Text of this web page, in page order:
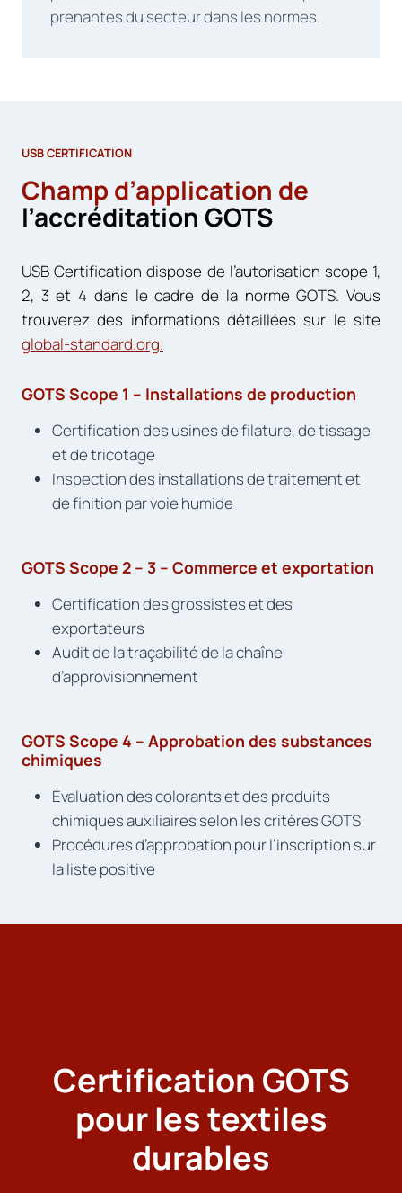
prenantes du secteur dans les normes.
USB CERTIFICATION
Champ d’application de
l’accréditation GOTS
USB Certification dispose de l’autorisation scope 1,
2, 3 et 4 dans le cadre de la norme GOTS. Vous
trouverez des informations détaillées sur le site
global-standard.org.
GOTS Scope 1 – Installations de production
Certification des usines de filature, de tissage
et de tricotage
Inspection des installations de traitement et
de finition par voie humide
GOTS Scope 2 – 3 – Commerce et exportation
Certification des grossistes et des
exportateurs
Audit de la traçabilité de la chaîne
d’approvisionnement
GOTS Scope 4 – Approbation des substances
chimiques
Évaluation des colorants et des produits
chimiques auxiliaires selon les critères GOTS
Procédures d’approbation pour l’inscription sur
la liste positive
Certification GOTS
pour les textiles
durables